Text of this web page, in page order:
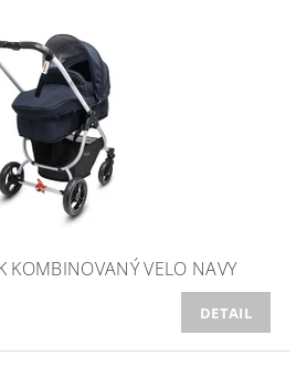
KOMBINOVANÝ VELO NAVY
DETAIL